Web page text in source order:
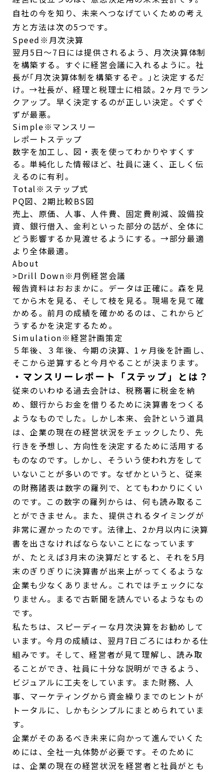
自社の今を知り、未来へつなげていくための考え
方と方法は次の5つです。
Speed ※月次決算
翌月5日～7日には提供されるよう、月次決算体制
を構築する。すぐに経営会議に入れるように。社
長が｢月次決算体制を構築するぞ。｣と決定するだ
け。→社長が、経理と税理士に相談。2ヶ月でラン
クアップ。早く決定するのが正しい決定。ぐずぐ
ずが最悪。
Simple※マンスリー
レポートステップ
数字を加工し、図・表を使ってわかりやすくす
る。単純化した情報ほど、社員に速く、正しく伝
えるのに有利。
Total ※ステップ式
PQ図、2期比較BS図
売上、原価、人事、人件費、固定費削減、設備投
資、銀行借入、金利といった部分の話が、全体に
どう影響するか見渡せるようにする。→部分最適
より全体最適。
About
>Drill Down※月例経営会議
報告資料はおおまかに。データは正確に。森を見
てから木を見る、そして枝を見る。現場を見て確
かめる。前月の成績を確かめるのは、これからど
うするかを決定するため。
Simulation※経営計画策定
５年後、３年後、今期の決算、1ヶ月後を計画し、
そこから逆算すると今月やることが決まります。
・マンスリーレポート「ステップ」とは？
従来のいわゆる過去会計は、税務署に税金を納
め、銀行からお金を借りるために決算書をつくる
ようなものでした。しかし本来、会計という道具
は、企業の現在の経営状況をチェックしたり、先
行きを予想し、方向性を決定するために活用する
ものなのです。しかし、そういう使われ方をして
いないことが多いのです。なぜかというと、従来
の財務諸表は数字の羅列で、とてもわかりにくい
のです。この数字の羅列からは、何も読み取るこ
とができません。また、提供されるタイミングが
非常に遅かったのです。法律上、2か月以内に決算
書を出さなければならないことになっています
が、たとえば3月末の決算だとすると、それを5月
末のぎりぎりに決算書が出来上がってくるような
企業も少なくありません。これではチェックにな
りません。まるで古新聞を読んでいるようなもの
です。
私たちは、スピーディーな月次決算をお勧めして
います。今月の成績は、翌月7日ごろにはわかる仕
組みです。そして、経営者が見て理解し、読み取
ることができ、社員に十分な説明ができるよう、
ビジュアルに工夫をしています。また財務、人
事、マーケティングから資金繰りまでのヒントが
トータルに、しかもシンプルにまとめられていま
す。
企業がそのあるべき未来に向かって進んでいくた
めには、全社一丸体勢が必要です。そのために
は、企業の現在の経営状況を経営者と社員がとも